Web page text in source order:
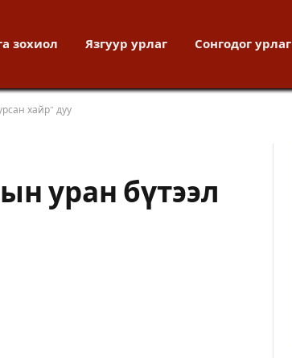
зохиол Язгуур урлаг Сонгодог урлаг
хайр” дуу
уран бүтээл